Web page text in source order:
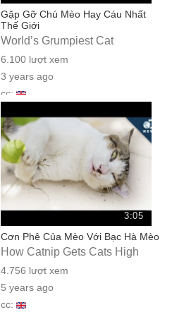
Gặp Gỡ Chú Mèo Hay Cáu Nhất
Thế Giới
World’s Grumpiest Cat
6.100 lượt xem
3 years ago
cc:
3:05
Cơn Phê Của Mèo Với Bạc Hà Mèo
How Catnip Gets Cats High
4.756 lượt xem
5 years ago
cc: